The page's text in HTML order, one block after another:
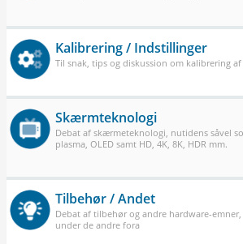
Kalibrering / Indstillinger
Til snak, tips og diskussion om kalibrering
Skærmteknologi
Debat af skærmeteknologi, nutidens såvel
plasma, OLED samt HD, 4K, 8K, HDR mm.
Tilbehør / Andet
Debat af tilbehør og andre hardware-
under de andre fora